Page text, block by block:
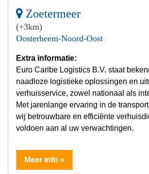
Zoetermeer
(+3km)
Oosterheem-Noord-Oost
Extra informatie:
Euro Caribe Logistics B.V. staat
naadloze logistieke oplossingen en
verhuisservice, zowel nationaal als
Met jarenlange ervaring in de
wij betrouwbare en efficiënte
voldoen aan al uw verwachtingen.
Meer info »